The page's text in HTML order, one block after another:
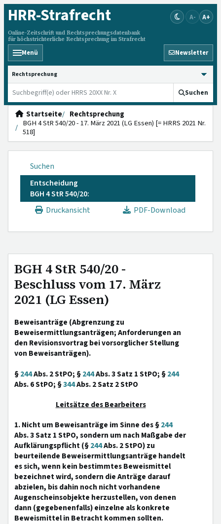
HRR-Strafrecht
Online-Zeitschrift und Rechtsprechungsdatenbank
für höchstrichterliche Rechtsprechung im Strafrecht
A- A+
Menü Newsletter
HRRS durchsuchen
Suchen
Startseite
Rechtsprechung
BGH 4 StR 540/20 - 17. März 2021 (LG Essen) [= HRRS 2021 Nr.
518]
Suchen
Entscheidung
BGH 4 StR 540/20:
Druckansicht
PDF-Download
BGH 4 StR 540/20 -
Beschluss vom 17. März
2021 (LG Essen)
Beweisanträge (Abgrenzung zu
Beweisermittlungsanträgen; Anforderungen an
den Revisionsvortrag bei vorsorglicher Stellung
von Beweisanträgen).
§244Abs. 2 StPO; §244Abs. 3 Satz 1 StPO; §244
Abs. 6 StPO; §344Abs. 2 Satz 2 StPO
Leitsätze des Bearbeiters
1. Nicht um Beweisanträge im Sinne des §244
Abs. 3 Satz 1 StPO, sondern um nach Maßgabe der
Aufklärungspflicht (§244Abs. 2 StPO) zu
beurteilende Beweisermittlungsanträge handelt
es sich, wenn kein bestimmtes Beweismittel
bezeichnet wird, sondern die Anträge darauf
abzielen, bis dahin noch nicht vorhandene
Augenscheinsobjekte herzustellen, von denen
dann (gegebenenfalls) einzelne als konkrete
Beweismittel in Betracht kommen sollten.